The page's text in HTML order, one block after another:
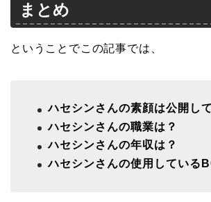
まとめ
ということでこの記事では、
ハセシンさんの素顔は公開し
ハセシンさんの職業は？
ハセシンさんの年収は？
ハセシンさんの使用している